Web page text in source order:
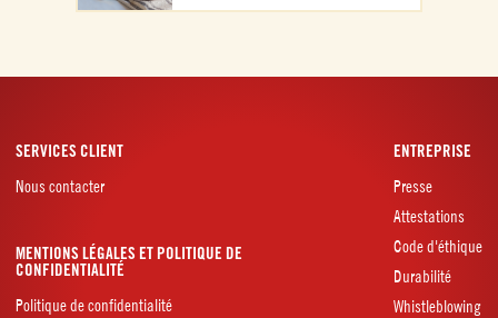
SERVICES CLIENT
Nous contacter
ENTREPRISE
Presse
Attestations
Code d'éthique
Durabilité
Whistleblowing
MENTIONS LÉGALES ET POLITIQUE DE
CONFIDENTIALITÉ
Politique de confidentialité